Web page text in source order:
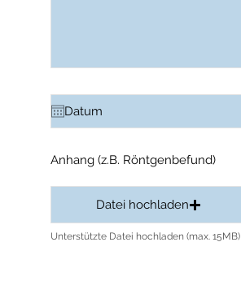
Anhang (z.B. Röntgenbefund)
Datei hochladen
Unterstützte Datei hochladen (max. 15MB)